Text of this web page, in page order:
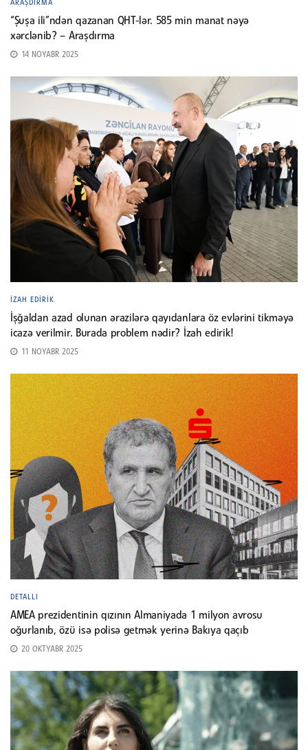
ARAŞDIRMA
“Şuşa ili”ndən qazanan QHT-lər. 585 min manat nəyə
xərclənib? – Araşdırma
14 NOYABR 2025
İZAH EDIRIK
İşğaldan azad olunan ərazilərə qayıdanlara öz evlərini tikməyə
icazə verilmir. Burada problem nədir? İzah edirik!
11 NOYABR 2025
DETALLI
AMEA prezidentinin qızının Almaniyada 1 milyon avrosu
oğurlanıb, özü isə polisə getmək yerinə Bakıya qaçıb
20 OKTYABR 2025